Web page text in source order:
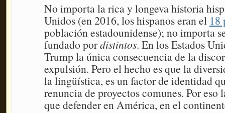
No importa la rica y longeva historia
Unidos (en 2016, los hispanos eran el 18
población estadounidense); no importa
fundado pordistintos. En los Estados
Trump la única consecuencia de la
expulsión. Pero el hecho es que la
la lingüística, es un factor de identidad
renuncia de proyectos comunes. Por eso
que defender en América, en el